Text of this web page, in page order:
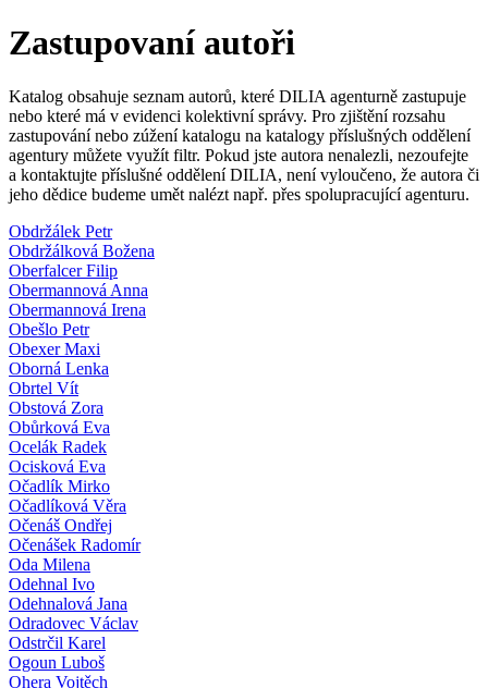
Zastupovaní autoři
Katalog obsahuje seznam autorů, které DILIA agenturně zastupuje
nebo které má v evidenci kolektivní správy. Pro zjištění rozsahu
zastupování nebo zúžení katalogu na katalogy příslušných oddělení
agentury můžete využít filtr. Pokud jste autora nenalezli, nezoufejte
a kontaktujte příslušné oddělení DILIA, není vyloučeno, že autora či
jeho dědice budeme umět nalézt např. přes spolupracující agenturu.
Obdržálek Petr
Obdržálková Božena
Oberfalcer Filip
Obermannová Anna
Obermannová Irena
Obešlo Petr
Obexer Maxi
Oborná Lenka
Obrtel Vít
Obstová Zora
Obůrková Eva
Ocelák Radek
Ocisková Eva
Očadlík Mirko
Očadlíková Věra
Očenáš Ondřej
Očenášek Radomír
Oda Milena
Odehnal Ivo
Odehnalová Jana
Odradovec Václav
Odstrčil Karel
Ogoun Luboš
Ohera Vojtěch